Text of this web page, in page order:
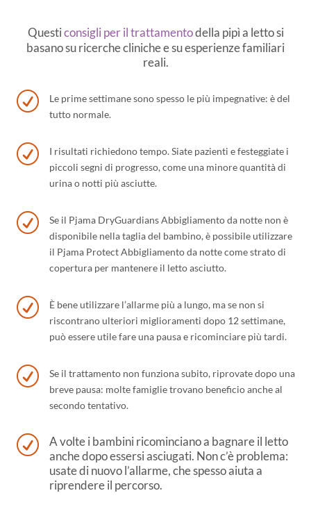
Questiconsigli per il trattamentodella pipì a letto si
basano su ricerche cliniche e su esperienze familiari
reali.
R
Le prime settimane sono spesso le più impegnative: è del
tutto normale.
R
I risultati richiedono tempo. Siate pazienti e festeggiate i
piccoli segni di progresso, come una minore quantità di
urina o notti più asciutte.
R
Se il Pjama DryGuardians Abbigliamento da notte non è
disponibile nella taglia del bambino, è possibile utilizzare
il Pjama Protect Abbigliamento da notte come strato di
copertura per mantenere il letto asciutto.
R
È bene utilizzare l’allarme più a lungo, ma se non si
riscontrano ulteriori miglioramenti dopo 12 settimane,
può essere utile fare una pausa e ricominciare più tardi.
R
Se il trattamento non funziona subito, riprovate dopo una
breve pausa: molte famiglie trovano beneficio anche al
secondo tentativo.
R
A volte i bambini ricominciano a bagnare il letto
anche dopo essersi asciugati. Non c’è problema:
usate di nuovo l’allarme, che spesso aiuta a
riprendere il percorso.